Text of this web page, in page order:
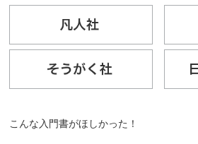
こんな入門書がほしかった！